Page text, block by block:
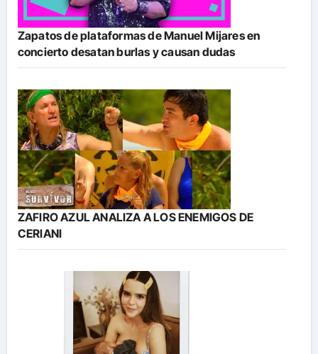
Zapatos de plataformas de Manuel Mijares en
concierto desatan burlas y causan dudas
ZAFIRO AZUL ANALIZA A LOS ENEMIGOS DE
CERIANI